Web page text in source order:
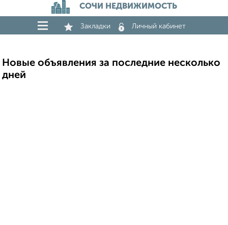
СОЧИ НЕДВИЖИМОСТЬ
Закладки Личный кабинет
Новые объявления за последние несколько
дней